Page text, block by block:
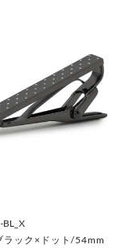
BL_X
ラック×ドット/54mm